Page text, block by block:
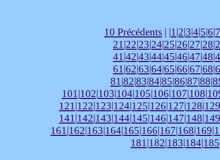
10 Précédents | |1 |2|3|4|5|6|7
21 |22|23|24|25|26|27|28|
41 |42|43|44|45|46|47|48|
61 |62|63|64|65|66|67|68|
81 |82|83|84|85|86|87|88|
101 |102|103|104|105|106|107|108|
121 |122|123|124|125|126|127|128|129
141 |142|143|144|145|146|147|148|149
161 |162|163|164|165|166|167|168|169|
181 |182|183|184|185